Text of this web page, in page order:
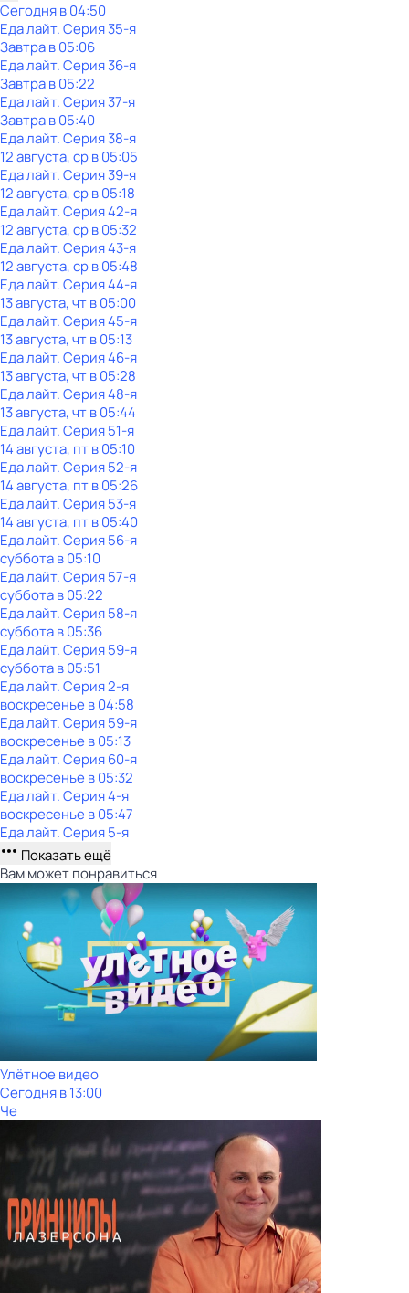
Сегодня в 04:50
Еда лайт. Серия 35-я
Завтра в 05:06
Еда лайт. Серия 36-я
Завтра в 05:22
Еда лайт. Серия 37-я
Завтра в 05:40
Еда лайт. Серия 38-я
12 августа, ср в 05:05
Еда лайт. Серия 39-я
12 августа, ср в 05:18
Еда лайт. Серия 42-я
12 августа, ср в 05:32
Еда лайт. Серия 43-я
12 августа, ср в 05:48
Еда лайт. Серия 44-я
13 августа, чт в 05:00
Еда лайт. Серия 45-я
13 августа, чт в 05:13
Еда лайт. Серия 46-я
13 августа, чт в 05:28
Еда лайт. Серия 48-я
13 августа, чт в 05:44
Еда лайт. Серия 51-я
14 августа, пт в 05:10
Еда лайт. Серия 52-я
14 августа, пт в 05:26
Еда лайт. Серия 53-я
14 августа, пт в 05:40
Еда лайт. Серия 56-я
субботав05:10
Еда лайт. Серия 57-я
субботав05:22
Еда лайт. Серия 58-я
субботав05:36
Еда лайт. Серия 59-я
субботав05:51
Еда лайт. Серия 2-я
воскресенье в04:58
Еда лайт. Серия 59-я
воскресенье в05:13
Еда лайт. Серия 60-я
воскресенье в05:32
Еда лайт. Серия 4-я
воскресенье в05:47
Еда лайт. Серия 5-я
Показать ещё
Вам может понравиться
Улётное видео
Сегодня в 13:00
Че